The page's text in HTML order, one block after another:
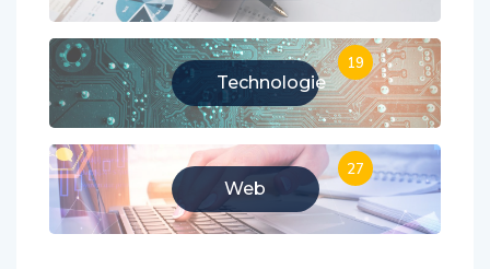
Technologie
19
Web
27